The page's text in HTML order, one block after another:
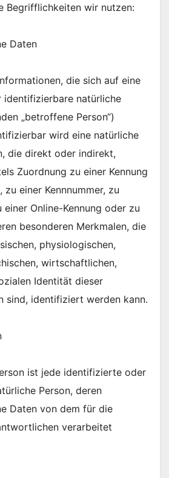
Begrifflichkeiten wir nutzen:
Daten
die sich auf eine
natürliche
„betroffene Person“)
wird eine natürliche
die direkt oder indirekt,
Zuordnung zu einer Kennung
zu einer Kennnummer, zu
Online-Kennung oder zu
besonderen Merkmalen, die
physiologischen,
wirtschaftlichen,
Identität dieser
sind, identifiziert werden kann.
ist jede identifizierte oder
Person, deren
Daten von dem für die
verarbeitet